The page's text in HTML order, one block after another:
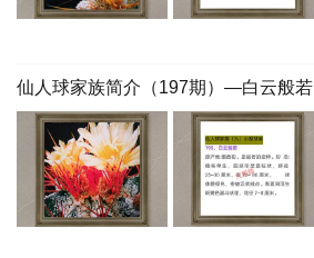
仙人球家族简介（197期）—白云般若